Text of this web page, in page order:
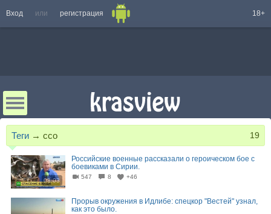
Вход или регистрация 18+
Теги → ссо 19
03:03
Российские военные рассказали о героическом бое с
боевиками в Сирии.
547 8 +46
Прорыв окружения в Идлибе: спецкор "Вестей" узнал,
как это было.